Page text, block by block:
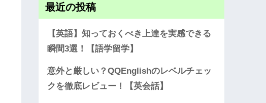
最近の投稿
【英語】知っておくべき上達を実感できる
瞬間3選！【語学留学】
意外と厳しい？QQEnglishのレベルチェッ
クを徹底レビュー！【英会話】